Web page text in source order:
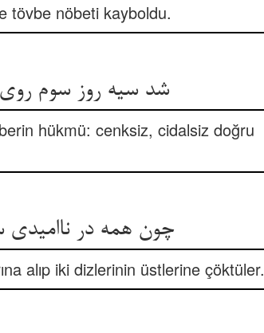
tövbe nöbeti kayboldu.
شد سیه روز سوم روی همه ** حکم صالح راست شد بی‌‌ملحمه‌‌
hükmü: cenksiz, cidalsiz doğru
چون همه در ناامیدی
alıp iki dizlerinin üstlerine çöktüler.